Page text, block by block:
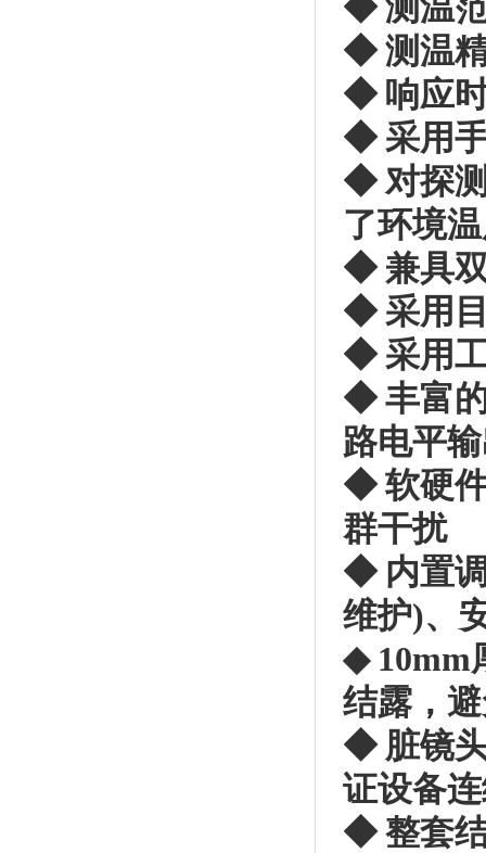
◆ 测温
◆ 测温
◆ 响应时
◆ 采用
◆ 对探
了环境
◆ 兼具
◆ 采用
◆ 采用
◆ 丰富
路电平
◆ 软硬
群干扰
◆ 内置
维护)、
◆ 10mm
结露，
◆ 脏镜
证设备
◆ 整套